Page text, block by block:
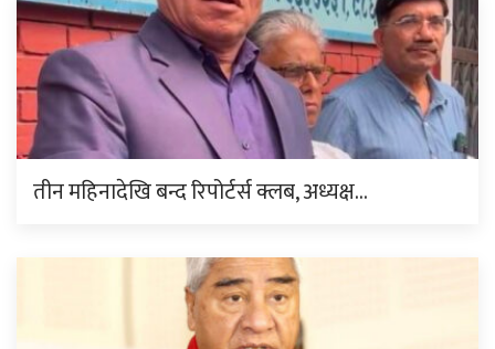
तीन महिनादेखि बन्द रिपोर्टर्स क्लब, अध्यक्ष…